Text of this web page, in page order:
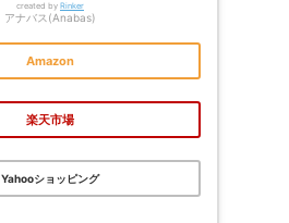
created by Rinker
アナバス(Anabas)
Amazon
楽天市場
Yahooショッピング